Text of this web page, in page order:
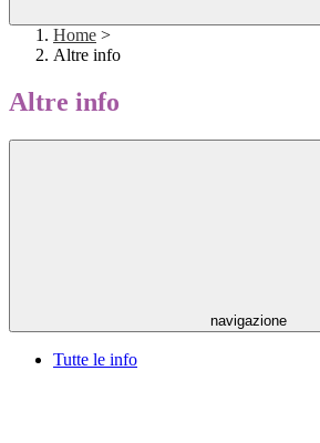
Home >
Altre info
Altre info
navigazione
Tutte le info